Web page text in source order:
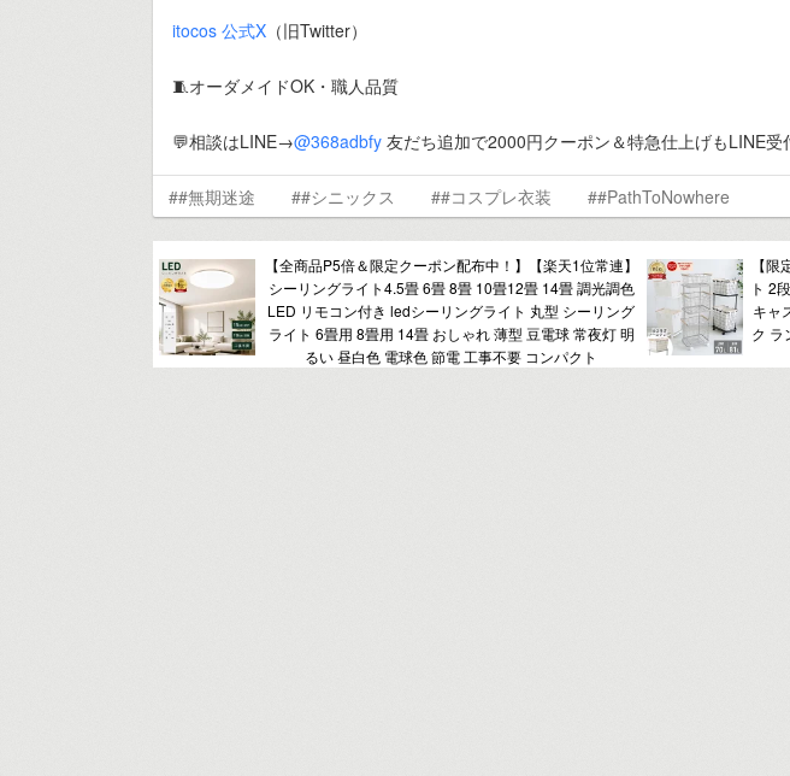
itocos 公式X （旧Twitter）
🧵オーダメイドOK・職人品質
💬相談はLINE→@368adbfy 友だち追加で2000円クーポン＆特急仕上げもLINE受
##無期迷途 ##シニックス ##コスプレ衣装 ##PathToNowhere
【全商品P5倍＆限定クーポン配布中！】【楽天1位常連】
シーリングライト4.5畳 6畳 8畳 10畳12畳 14畳 調光調色
LED リモコン付き ledシーリングライト 丸型 シーリング
ライト 6畳用 8畳用 14畳 おしゃれ 薄型 豆電球 常夜灯 明
るい 昼白色 電球色 節電 工事不要 コンパクト
【
ト 2
キャ
ク ラ